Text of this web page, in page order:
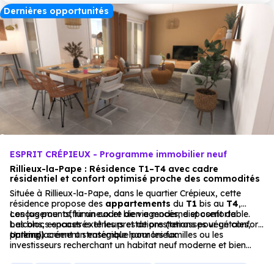
Dernières opportunités
ESPRIT CRÉPIEUX - Programme immobilier neuf
Rillieux-la-Pape : Résidence T1–T4 avec cadre
résidentiel et confort optimisé proche des commodités
Située à Rillieux-la-Pape, dans le quartier Crépieux, cette
résidence propose des appartements du T1 bis au T4,
conçus pour offrir un cadre de vie moderne et confortable.
Les blocs encastrés et les prestations (terrasses végétales,
parking) créent un ensemble harmonieux.
Les logements, lumineux et bien agencés, disposent de
balcons, espaces extérieurs et de prestations pour un confort
optimal.
Un emplacement stratégique pour les familles ou les
investisseurs recherchant un habitat neuf moderne et bien